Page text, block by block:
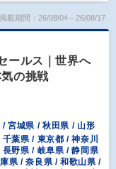
掲載期間：26/08/04～26/08/17
ールス｜世界へ
の挑戦
宮城県 / 秋田県 / 山形
葉県 / 東京都 / 神奈川
野県 / 岐阜県 / 静岡県
県 / 奈良県 / 和歌山県 /